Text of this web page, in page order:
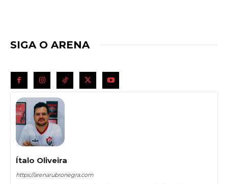
SIGA O ARENA
Ítalo Oliveira
https://arenarubronegra.com